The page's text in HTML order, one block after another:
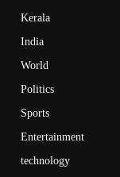
Kerala
India
World
Politics
Sports
Entertainment
technology